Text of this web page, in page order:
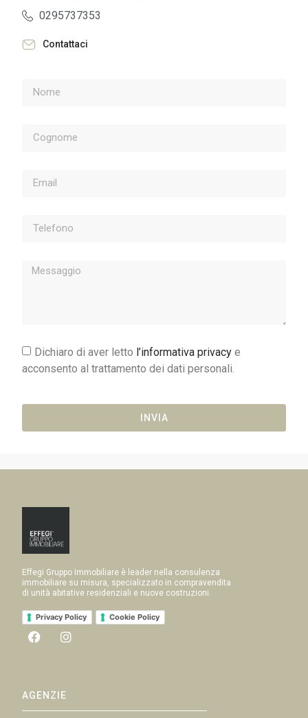
0295737353
Contattaci
Dichiaro di aver letto l’informativa privacye
acconsento al trattamento dei dati personali.
INVIA
Effegi Gruppo Immobiliare è leader nella consulenza
immobiliare su misura, specializzato in compravendita
di unità abitative residenziali e nuove costruzioni.
Privacy Policy Cookie Policy
AGENZIE